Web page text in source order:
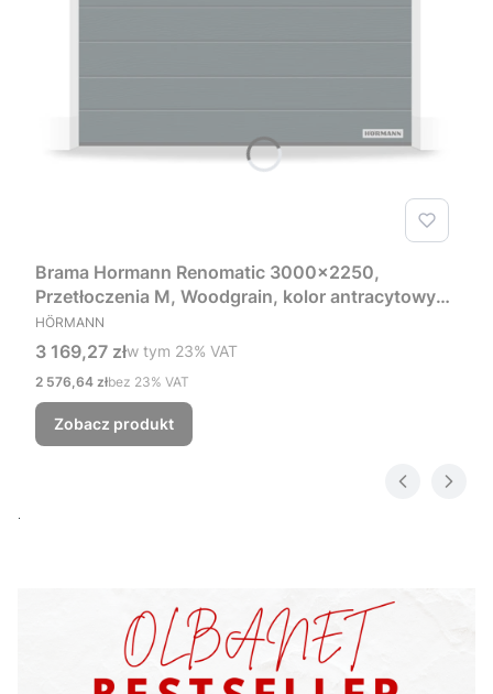
Brama Hormann Renomatic 3000x2250,
Przetłoczenia M, Woodgrain, kolor antracytowy
RAL 7016 + Prowadzenie Z
PRODUCENT
HÖRMANN
Cena brutto
3 169,27 złw tym %s VAT
w tym 23% VAT
Cena netto
2 576,64 złbez 23% VAT
Zobacz produkt